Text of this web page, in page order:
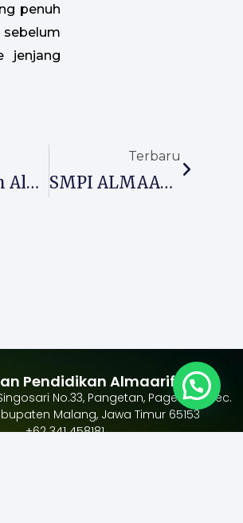
penuh
jenjang
SMA Islam Almaarif Singosari Gelar Tasyakur Kelulusan Angkatan Ke-44, Raih Berbagai Prestasi Tingkat Nasional
Terbaru
SMPI ALMAARIF 01 Singosari Luluskan Siswi Tahfidz Dengan Hafalan 30 Juz Dan Generasi Riset Gemilang
Pendidikan Almaarif
No.33, Pangetan, Pagentan, Kec.
Malang, Jawa Timur 65153
+62 341 458181